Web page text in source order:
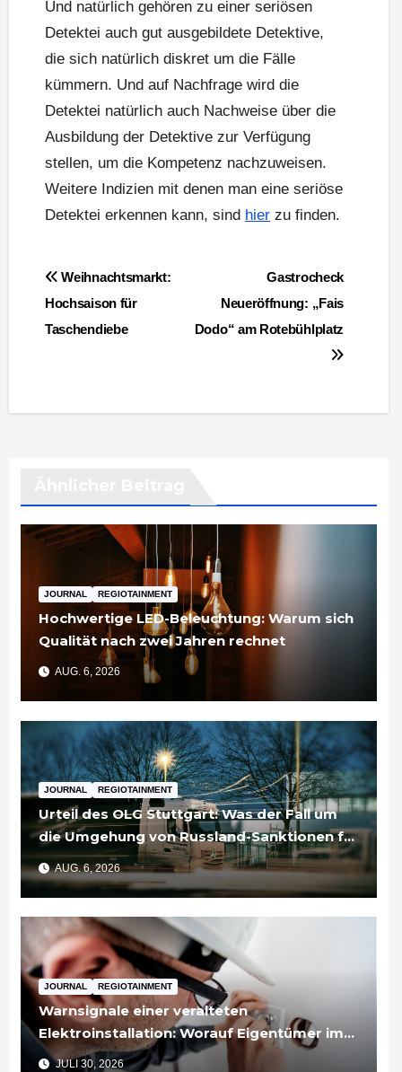
Und natürlich gehören zu einer seriösen
Detektei auch gut ausgebildete Detektive,
die sich natürlich diskret um die Fälle
kümmern. Und auf Nachfrage wird die
Detektei natürlich auch Nachweise über die
Ausbildung der Detektive zur Verfügung
stellen, um die Kompetenz nachzuweisen.
Weitere Indizien mit denen man eine seriöse
Detektei erkennen kann, sind hier zu finden.
Beitragsnavigation
Gastrocheck
Neueröffnung: „Fais
Dodo“ am Rotebühlplatz
Weihnachtsmarkt:
Hochsaison für
Taschendiebe
JOURNAL REGIOTAINMENT
Hochwertige LED-Beleuchtung: Warum sich
Qualität nach zwei Jahren rechnet
AUG. 6, 2026
JOURNAL REGIOTAINMENT
Urteil des OLG Stuttgart: Was der Fall um
die Umgehung von Russland-Sanktionen für
Unternehmen bedeutet
AUG. 6, 2026
JOURNAL REGIOTAINMENT
Warnsignale einer veralteten
Elektroinstallation: Worauf Eigentümer im
Rems-Murr-Kreis achten sollten
JULI 30, 2026